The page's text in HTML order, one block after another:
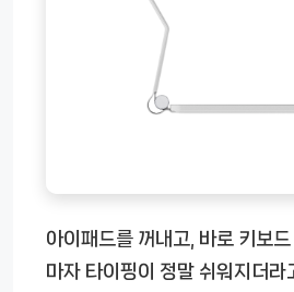
아이패드를 꺼내고, 바로 키보
마자 타이핑이 정말 쉬워지더라